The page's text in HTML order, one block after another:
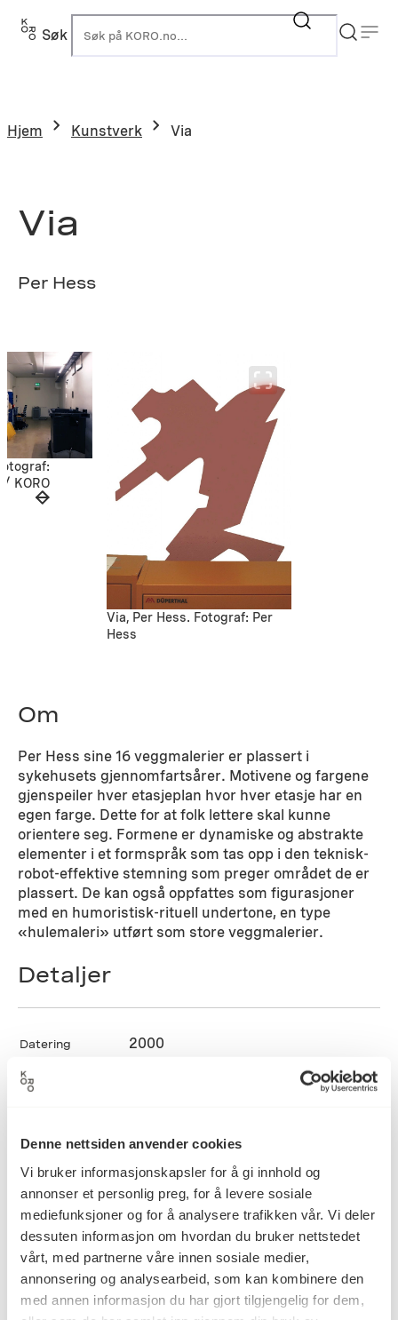
Denne nettsiden anvender cookies
Vi bruker informasjonskapsler for å gi innhold og
annonser et personlig preg, for å levere sosiale
mediefunksjoner og for å analysere trafikken vår. Vi deler
dessuten informasjon om hvordan du bruker nettstedet
vårt, med partnerne våre innen sosiale medier,
annonsering og analysearbeid, som kan kombinere den
med annen informasjon du har gjort tilgjengelig for dem,
Hopp
Søk
Hjem Kunstverk Via
Via
Per Hess
KORO
Via, Per Hess. Fotograf: Per
Hess
Om
Per Hess sine 16 veggmalerier er plassert i
sykehusets gjennomfartsårer. Motivene og fargene
gjenspeiler hver etasjeplan hvor hver etasje har en
egen farge. Dette for at folk lettere skal kunne
orientere seg. Formene er dynamiske og abstrakte
elementer i et formspråk som tas opp i den teknisk-
robot-effektive stemning som preger området de er
plassert. De kan også oppfattes som figurasjoner
med en humoristisk-rituell undertone, en type
«hulemaleri» utført som store veggmalerier.
Detaljer
Datering 2000
Kategori Akrylmaling, Maleri
Teknikk og
materiale
Akrylmaling på murvegg